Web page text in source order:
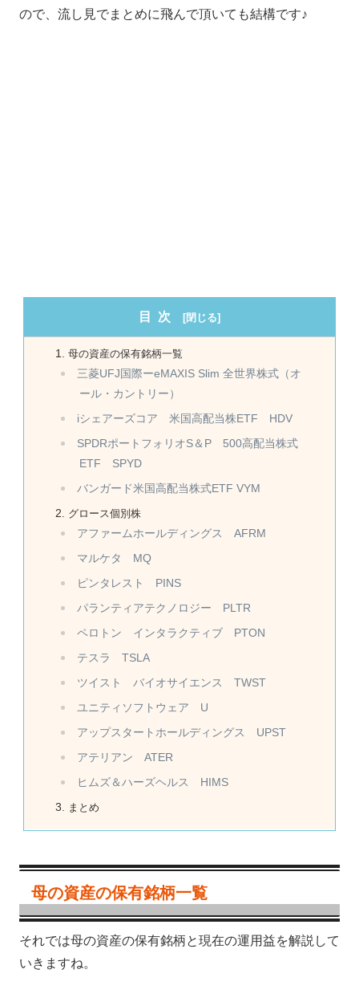
ので、流し見でまとめに飛んで頂いても結構です♪
目次
母の資産の保有銘柄一覧
三菱UFJ国際ーeMAXIS Slim 全世界株式（オ
ール・カントリー）
iシェアーズコア 米国高配当株ETF HDV
SPDRポートフォリオS＆P 500高配当株式
ETF SPYD
バンガード米国高配当株式ETF VYM
グロース個別株
アファームホールディングス AFRM
マルケタ MQ
ピンタレスト PINS
パランティアテクノロジー PLTR
ペロトン インタラクティブ PTON
テスラ TSLA
ツイスト バイオサイエンス TWST
ユニティソフトウェア U
アップスタートホールディングス UPST
アテリアン ATER
ヒムズ＆ハーズヘルス HIMS
まとめ
母の資産の保有銘柄一覧
それでは母の資産の保有銘柄と現在の運用益を解説して
いきますね。